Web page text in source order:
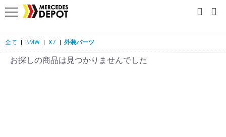
全て BMW X7 外装パーツ
お探しの商品は見つかりませんでした